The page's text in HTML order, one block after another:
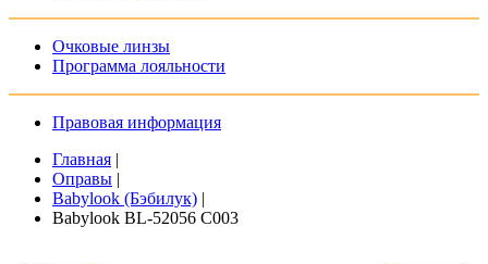
Очковые линзы
Программа лояльности
Правовая информация
Главная |
Оправы |
Babylook (Бэбилук) |
Babylook BL-52056 C003